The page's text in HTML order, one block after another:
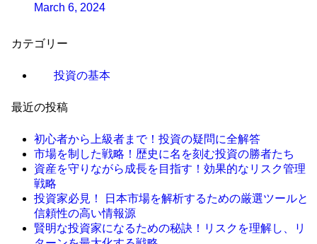
March 6, 2024
カテゴリー
投資の基本
最近の投稿
初心者から上級者まで！投資の疑問に全解答
市場を制した戦略！歴史に名を刻む投資の勝者たち
資産を守りながら成長を目指す！効果的なリスク管理
戦略
投資家必見！ 日本市場を解析するための厳選ツールと
信頼性の高い情報源
賢明な投資家になるための秘訣！リスクを理解し、リ